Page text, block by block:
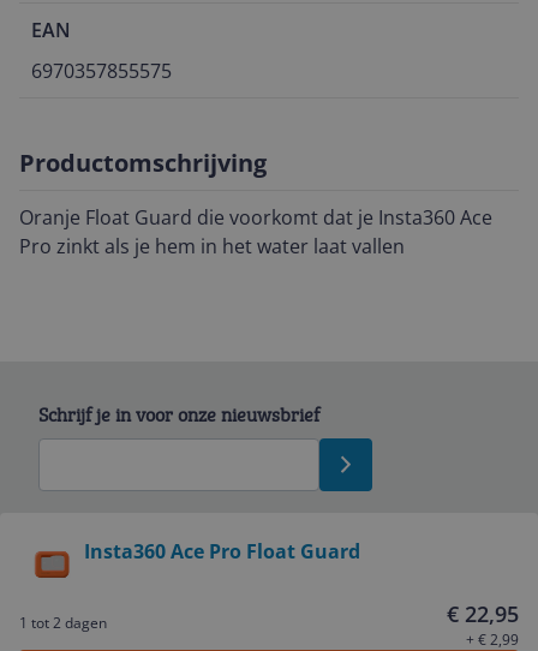
EAN
6970357855575
Productomschrijving
Oranje Float Guard die voorkomt dat je Insta360 Ace
Pro zinkt als je hem in het water laat vallen
Insta360 Ace Pro Float Guard
1 tot 2 dagen € 22,95
+ € 2,99
Schrijf je in voor onze nieuwsbrief